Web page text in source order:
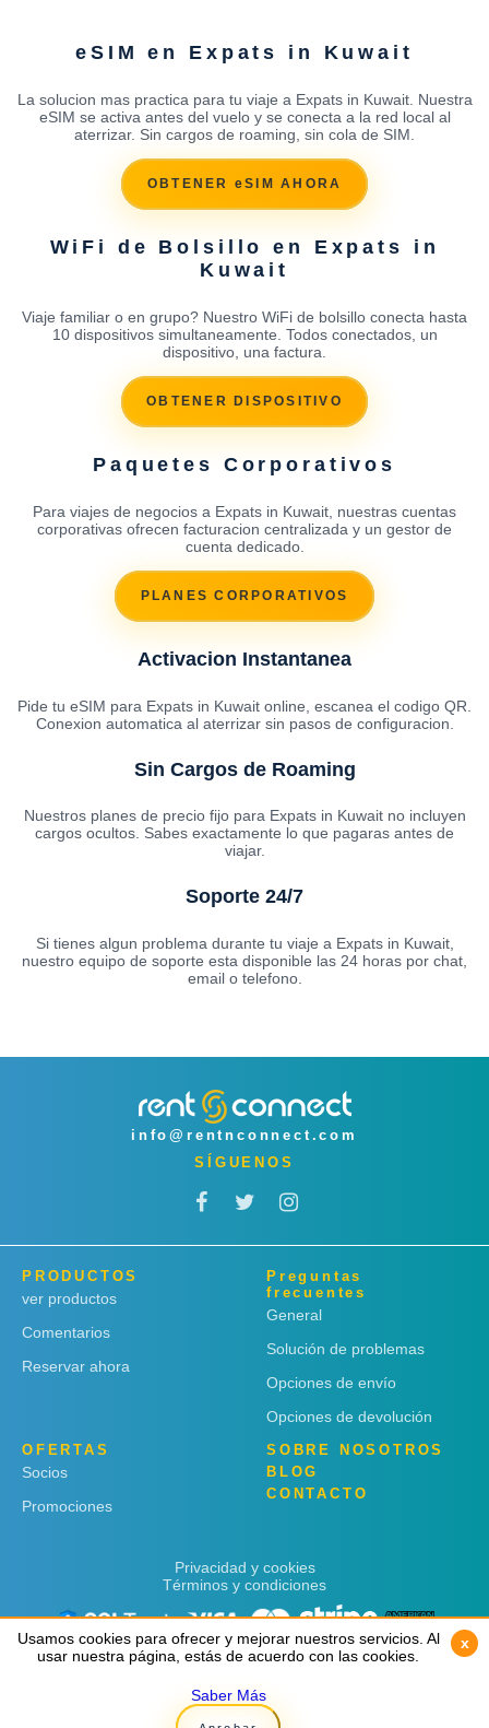
eSIM en Expats in Kuwait
La solucion mas practica para tu viaje a Expats in Kuwait. Nuestra
eSIM se activa antes del vuelo y se conecta a la red local al
aterrizar. Sin cargos de roaming, sin cola de SIM.
OBTENER eSIM AHORA
WiFi de Bolsillo en Expats in
Kuwait
Viaje familiar o en grupo? Nuestro WiFi de bolsillo conecta hasta
10 dispositivos simultaneamente. Todos conectados, un
dispositivo, una factura.
OBTENER DISPOSITIVO
Paquetes Corporativos
Para viajes de negocios a Expats in Kuwait, nuestras cuentas
corporativas ofrecen facturacion centralizada y un gestor de
cuenta dedicado.
PLANES CORPORATIVOS
Activacion Instantanea
Pide tu eSIM para Expats in Kuwait online, escanea el codigo QR.
Conexion automatica al aterrizar sin pasos de configuracion.
Sin Cargos de Roaming
Nuestros planes de precio fijo para Expats in Kuwait no incluyen
cargos ocultos. Sabes exactamente lo que pagaras antes de
viajar.
Soporte 24/7
Si tienes algun problema durante tu viaje a Expats in Kuwait,
nuestro equipo de soporte esta disponible las 24 horas por chat,
email o telefono.
info@rentnconnect.com
SÍGUENOS
PRODUCTOS
ver productos
Comentarios
Reservar ahora
Preguntas
frecuentes
General
Solución de problemas
Opciones de envío
Opciones de devolución
OFERTAS
Socios
Promociones
SOBRE NOSOTROS
BLOG
CONTACTO
Privacidad y cookies
Términos y condiciones
Copyright © 2019 Rent 'n Connect
Usamos cookies para ofrecer y mejorar nuestros servicios. Al
usar nuestra página, estás de acuerdo con las cookies.
Saber Más
x
Usamos cookies para ofrecer y mejorar nuestros servicios. Al
usar nuestra página, estás de acuerdo con las cookies.
Saber Más
x